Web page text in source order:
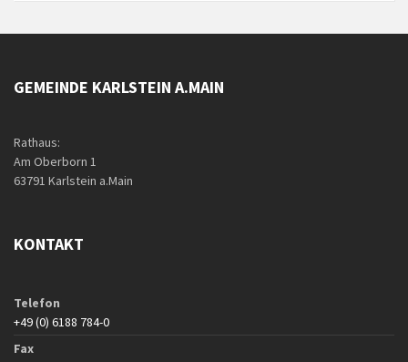
GEMEINDE KARLSTEIN A.MAIN
Rathaus:
Am Oberborn 1
63791 Karlstein a.Main
KONTAKT
Telefon
+49 (0) 6188 784-0
Fax